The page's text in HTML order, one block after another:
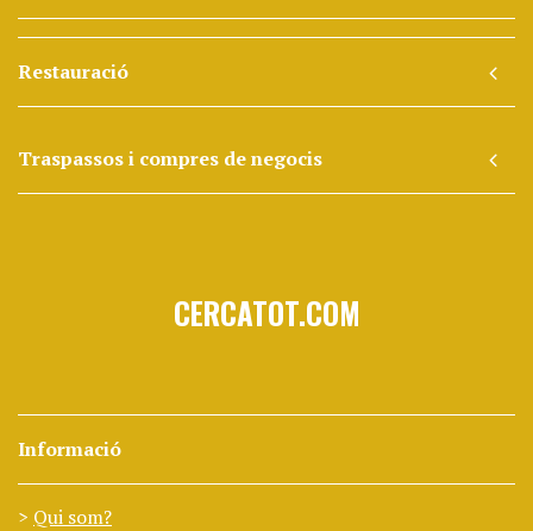
Restauració
Traspassos i compres de negocis
CERCATOT.COM
Informació
Qui som?